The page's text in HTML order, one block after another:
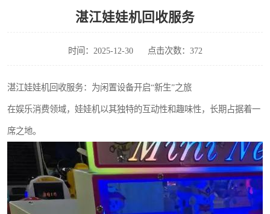
湛江娃娃机回收服务
时间：2025-12-30 点击次数：372
湛江娃娃机回收服务：为闲置设备开启“新生”之旅
在娱乐消费领域，娃娃机以其独特的互动性和趣味性，长期占据着一
席之地。
游戏厅回收